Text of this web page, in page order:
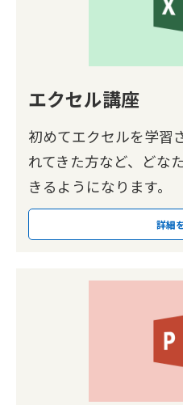
エクセル講座
初めてエクセルを学習
れてきた方など、どな
きるようになります。
詳細